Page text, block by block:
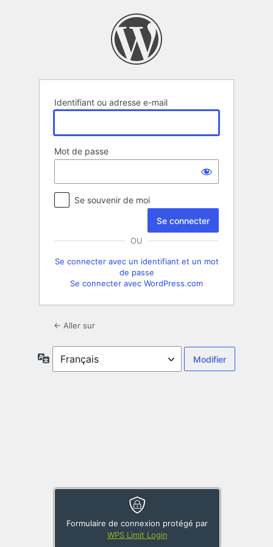
Identifiant ou adresse e-mail
Mot de passe
Formulaire de connexion protégé par
WPS Limit Login
Se souvenir de moi
OU
Se connecter avec un identifiant et un mot
de passe
Se connecter avec WordPress.com
← Aller sur
Langue